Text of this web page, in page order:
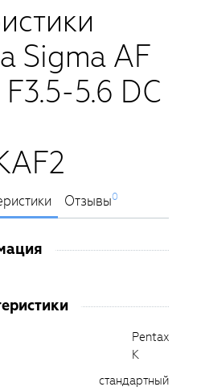
Sigma AF
5.6 DC
Отзывы0
Pentax
K
стандартный